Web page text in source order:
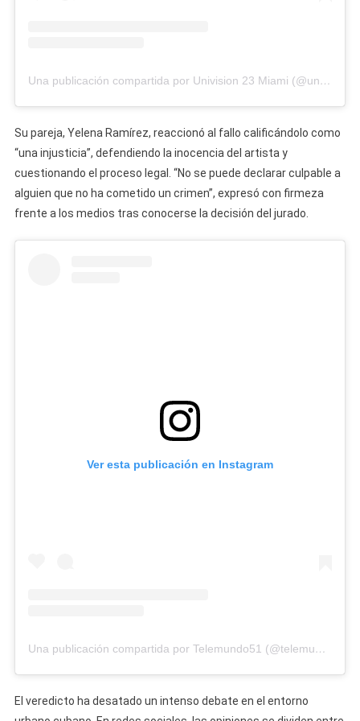
Una publicación compartida por Univision 23 Miami (@univision23)
Su pareja, Yelena Ramírez, reaccionó al fallo calificándolo como
“una injusticia”, defendiendo la inocencia del artista y
cuestionando el proceso legal. “No se puede declarar culpable a
alguien que no ha cometido un crimen”, expresó con firmeza
frente a los medios tras conocerse la decisión del jurado.
Ver esta publicación en Instagram
Una publicación compartida por Telemundo51 (@telemundo51)
El veredicto ha desatado un intenso debate en el entorno